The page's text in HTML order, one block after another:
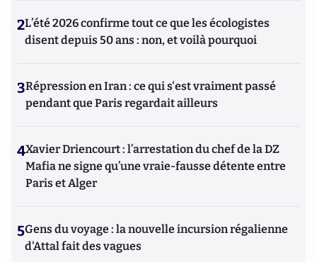
2L’été 2026 confirme tout ce que les écologistes
disent depuis 50 ans : non, et voilà pourquoi
3Répression en Iran : ce qui s'est vraiment passé
pendant que Paris regardait ailleurs
4Xavier Driencourt : l’arrestation du chef de la DZ
Mafia ne signe qu’une vraie-fausse détente entre
Paris et Alger
5Gens du voyage : la nouvelle incursion régalienne
d'Attal fait des vagues